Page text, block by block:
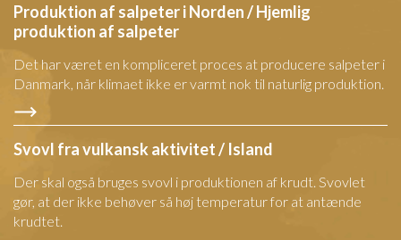
Produktion af salpeter i Norden / Hjemlig
produktion af salpeter
Det har været en kompliceret proces at producere salpeter i
Danmark, når klimaet ikke er varmt nok til naturlig produktion.
Svovl fra vulkansk aktivitet / Island
Der skal også bruges svovl i produktionen af krudt. Svovlet
gør, at der ikke behøver så høj temperatur for at antænde
krudtet.